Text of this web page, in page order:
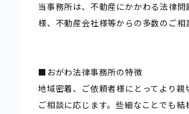
当事務所は、不動産にかかわる法律
様、不動産会社様等からの多数のご
■おがわ法律事務所の特徴
地域密着、ご依頼者様にとってより
ご相談に応じます。些細なことでも結